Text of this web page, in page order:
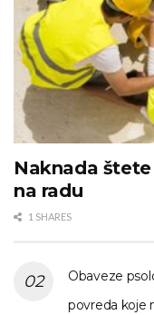
Naknada
na radu
1 SHARES
Obaveze
povreda koje